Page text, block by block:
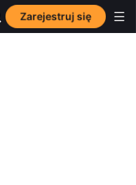
Zarejestruj się